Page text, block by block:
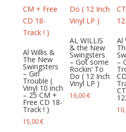
Al Willis &
The New
Swingsters
– Girl
Trouble (
Vinyl 10 inch
– 25 CM +
Free CD 18-
Track ! )
15,00€
AL WILLIS
& the New
Swingsters
– Got some
Rockin’ To
Do ( 12 Inch
Vinyl LP )
16,00€
Al
–